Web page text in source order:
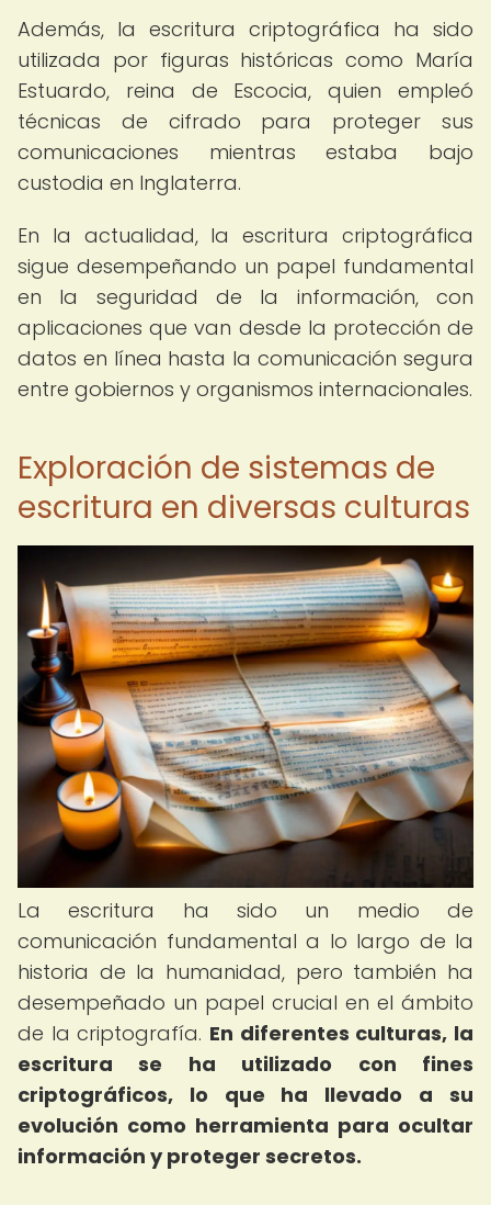
Además, la escritura criptográfica ha sido
utilizada por figuras históricas como María
Estuardo, reina de Escocia, quien empleó
técnicas de cifrado para proteger sus
comunicaciones mientras estaba bajo
custodia en Inglaterra.
En la actualidad, la escritura criptográfica
sigue desempeñando un papel fundamental
en la seguridad de la información, con
aplicaciones que van desde la protección de
datos en línea hasta la comunicación segura
entre gobiernos y organismos internacionales.
Exploración de sistemas de
escritura en diversas culturas
La escritura ha sido un medio de
comunicación fundamental a lo largo de la
historia de la humanidad, pero también ha
desempeñado un papel crucial en el ámbito
de la criptografía. En diferentes culturas, la
escritura se ha utilizado con fines
criptográficos, lo que ha llevado a su
evolución como herramienta para ocultar
información y proteger secretos.